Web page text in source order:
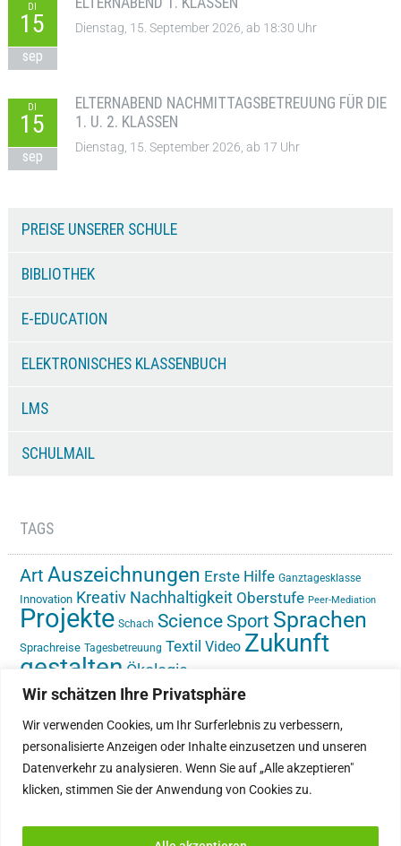
Wir schätzen Ihre Privatsphäre
Wir verwenden Cookies, um Ihr Surferlebnis zu verbessern,
personalisierte Anzeigen oder Inhalte einzusetzen und unseren
Datenverkehr zu analysieren. Wenn Sie auf „Alle akzeptieren"
klicken, stimmen Sie der Anwendung von Cookies zu.
DI
15
sep
Dienstag, 15. September 2026, ab 18:30 Uhr
DI
15
sep
ELTERNABEND NACHMITTAGSBETREUUNG FÜR DIE
1. U. 2. KLASSEN
Dienstag, 15. September 2026, ab 17 Uhr
PREISE UNSERER SCHULE
BIBLIOTHEK
E-EDUCATION
ELEKTRONISCHES KLASSENBUCH
LMS
SCHULMAIL
TAGS
Art Auszeichnungen Erste Hilfe Ganztagesklasse
Innovation Kreativ Nachhaltigkeit Oberstufe Peer-Mediation
Projekte Schach ScienceSport Sprachen
Sprachreise Tagesbetreuung Textil Video Zukunft
gestalten Ökologie
IMPRESSUM
INSTAGRAM